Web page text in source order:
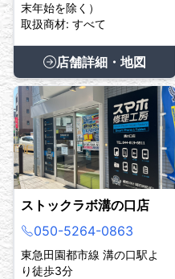
末年始を除く）
取扱商材: すべて
店舗詳細・地図
ストックラボ溝の口店
050-5264-0863
東急田園都市線 溝の口駅よ
り徒歩3分